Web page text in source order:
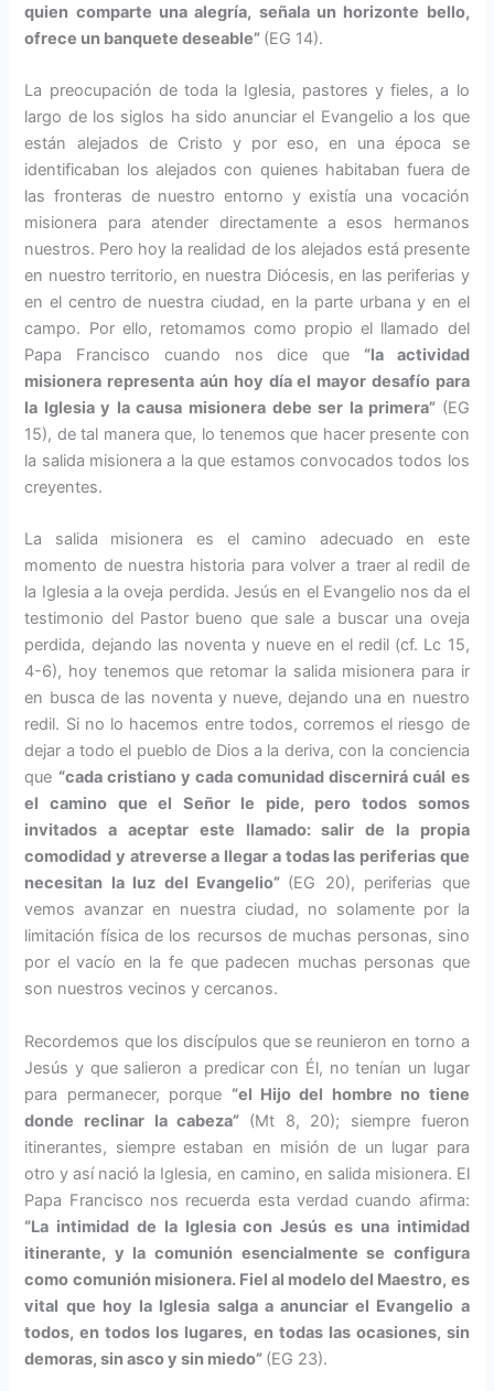
quien comparte una alegría, señala un horizonte bello,
ofrece un ban­quete deseable” (EG 14).
La preocupación de toda la Iglesia, pastores y fieles, a lo
largo de los si­glos ha sido anunciar el Evangelio a los que
están alejados de Cristo y por eso, en una época se
identificaban los alejados con quienes habitaban fuera de
las fronteras de nues­tro entorno y existía una vocación
misionera para atender directamente a esos hermanos
nuestros. Pero hoy la realidad de los alejados está presen­te
en nuestro territorio, en nuestra Diócesis, en las periferias y
en el centro de nuestra ciu­dad, en la parte urbana y en el
campo. Por ello, retomamos como propio el llamado del
Papa Francisco cuando nos dice que “la actividad
misionera repre­senta aún hoy día el mayor desafío para
la Iglesia y la causa misione­ra debe ser la primera” (EG
15), de tal manera que, lo tenemos que hacer presente con
la salida misionera a la que estamos convocados todos los
creyentes.
La salida misionera es el camino ade­cuado en este
momento de nuestra historia para volver a traer al redil de
la Iglesia a la oveja perdida. Jesús en el Evangelio nos da el
testimonio del Pastor bueno que sale a buscar una oveja
perdida, dejando las noventa y nueve en el redil (cf. Lc 15,
4-6), hoy tenemos que retomar la salida misionera para ir
en busca de las no­venta y nueve, dejando una en nuestro
redil. Si no lo hacemos entre to­dos, corremos el riesgo de
dejar a todo el pue­blo de Dios a la deriva, con la conciencia
que “cada cristiano y cada comunidad discernirá cuál es
el camino que el Señor le pide, pero todos somos
invitados a aceptar este llamado: salir de la propia
comodidad y atre­verse a llegar a todas las periferias que
necesitan la luz del Evangelio” (EG 20), periferias que
vemos avan­zar en nuestra ciudad, no solamente por la
limitación física de los recursos de muchas personas, sino
por el vacío en la fe que padecen muchas personas que
son nuestros vecinos y cercanos.
Recordemos que los discípulos que se reunieron en torno a
Jesús y que salie­ron a predicar con Él, no tenían un lu­gar
para permanecer, porque “el Hijo del hombre no tiene
donde reclinar la cabeza” (Mt 8, 20); siempre fueron
itinerantes, siempre estaban en mi­sión de un lugar para
otro y así nació la Iglesia, en camino, en salida misio­nera. El
Papa Francisco nos recuerda esta verdad cuando afirma:
“La inti­midad de la Iglesia con Jesús es una intimidad
itinerante, y la comunión esencialmente se configura
como comunión misionera. Fiel al modelo del Maestro, es
vital que hoy la Igle­sia salga a anunciar el Evangelio a
todos, en todos los lugares, en todas las ocasiones, sin
demoras, sin asco y sin miedo” (EG 23).